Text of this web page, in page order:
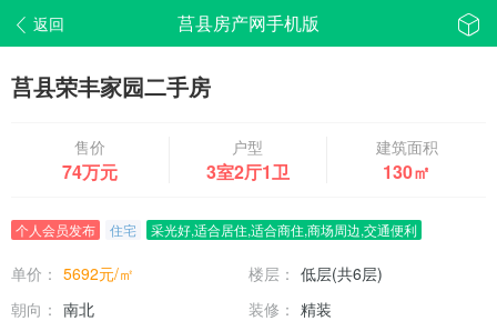
返回 莒县房产网手机版
信息编号：1100
莒县荣丰家园二手房
售价
74万元
户型
3室2厅1卫
建筑面积
130㎡
个人会员发布 住宅 采光好,适合居住,适合商住,商场周边,交通便利
单价： 5692元/㎡ 楼层： 低层(共6层)
朝向： 南北 装修： 精装